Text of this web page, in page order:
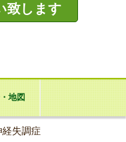
致します
地図
経失調症